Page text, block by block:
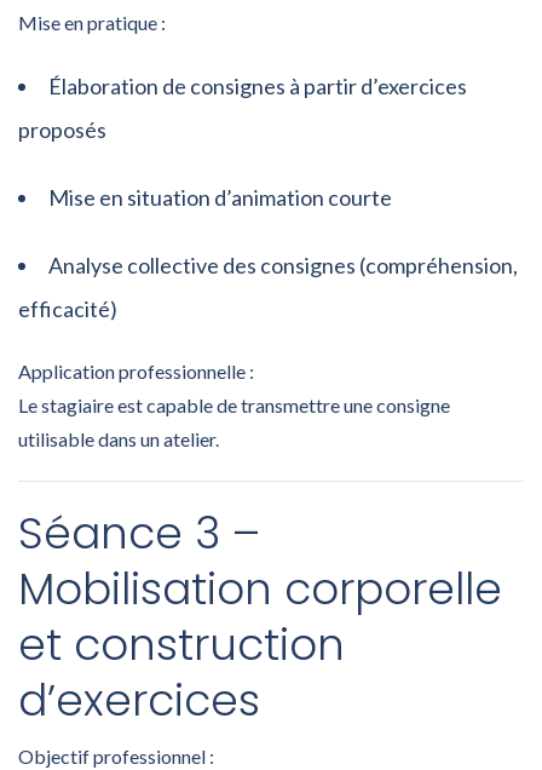
Mise en pratique :
Élaboration de consignes à partir d’exercices
proposés
Mise en situation d’animation courte
Analyse collective des consignes (compréhension,
efficacité)
Application professionnelle :
Le stagiaire est capable de transmettre une consigne
utilisable dans un atelier.
Séance 3 –
Mobilisation corporelle
et construction
d’exercices
Objectif professionnel :